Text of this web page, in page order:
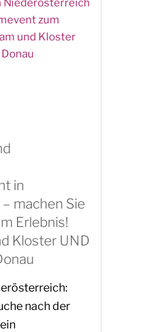
in
machen Sie
Erlebnis!
Kloster UND
nach der